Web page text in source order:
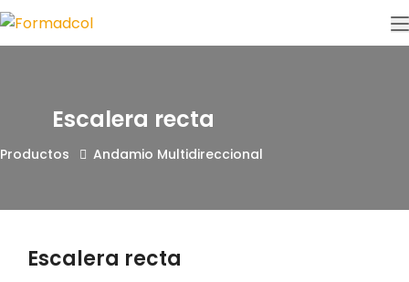
Escalera recta
Productos Andamio Multidireccional
Escalera recta